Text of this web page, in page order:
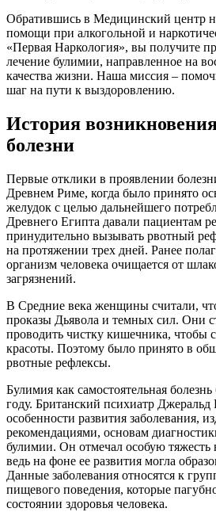
Обратившись в Медицинский центр
помощи при алкогольной и
«Первая Наркология», вы получите
лечение булимии, направленное на
качества жизни. Наша миссия –
шаг на пути к выздоровлению.
История
болезни
Первые отклики в проявлении
Древнем Риме, когда было принято
желудок с целью дальнейшего
Древнего Египта давали пациентам
принудительно вызывать рвотный
на протяжении трех дней. Ранее
организм человека очищается от
загрязнений.
В Средние века женщины считали,
проказы Дьявола и темных сил. Они
проводить чистку кишечника, чтобы
красоты. Поэтому было принято в
рвотные рефлексы.
Булимия как самостоятельная
году. Британский психиатр
особенности развития заболевания,
рекомендациями, основам
булимии. Он отмечал особую тяжесть
ведь на фоне ее развития могла
Данные заболевания относятся к
пищевого поведения, которые
состоянии здоровья человека.